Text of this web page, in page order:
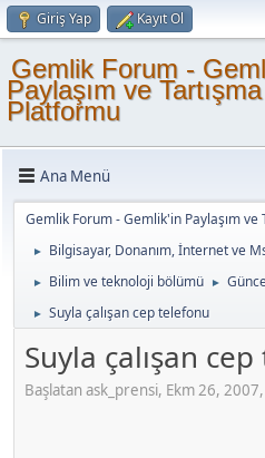
Giriş Yap Kayıt Ol
Gemlik Forum -
Paylaşım ve Tartışma
Platformu
Ana Menü
Gemlik Forum - Gemlik'in Paylaşım ve
► Bilgisayar, Donanım, İnternet ve
► Bilim ve teknoloji bölümü ►
► Suyla çalışan cep telefonu
Suyla çalışan
Başlatan ask_prensi, Ekm 26,